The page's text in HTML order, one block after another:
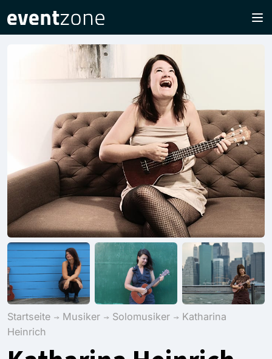
Startseite Musiker Solomusiker
Katharina
Heinrich